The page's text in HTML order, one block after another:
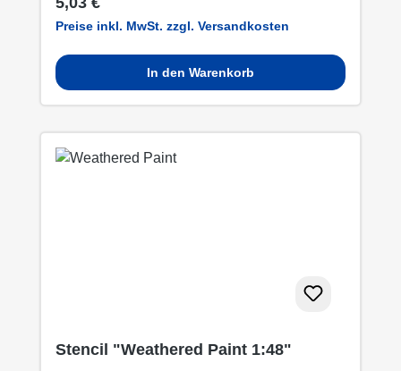
Preise inkl. MwSt. zzgl. Versandkosten
In den Warenkorb
Stencil "Weathered Paint 1:48"